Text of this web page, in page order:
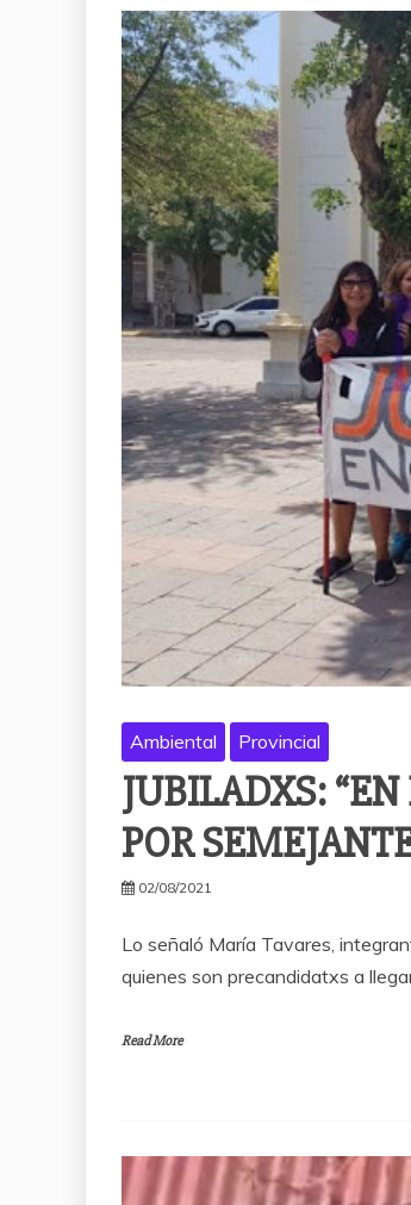
Ambiental Provincial
JUBILADXS:
POR
02/08/2021
Lo señaló María Tavares,
quienes son precandidatxs a
Read More